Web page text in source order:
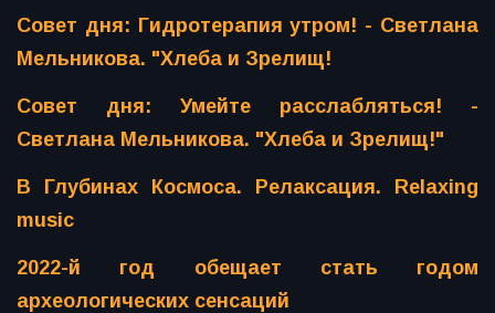
Совет дня: Гидротерапия утром! - Светлана
Мельникова. "Хлеба и Зрелищ!
Совет дня: Умейте расслабляться! -
Светлана Мельникова. "Хлеба и Зрелищ!"
В Глубинах Космоса. Релаксация. Relaxing
music
2022-й год обещает стать годом
археологических сенсаций